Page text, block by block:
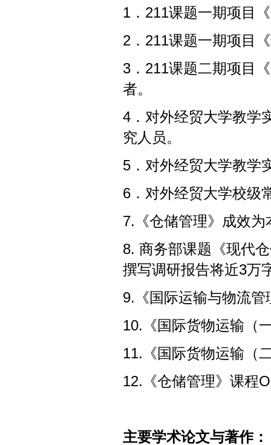
1．211课题一期项目
2．211课题一期项目
3．211课题二期项目
者。
4．对外经贸大学教学
究人员。
5．对外经贸大学教学
6．对外经贸大学校级
7.《仓储管理》成效
8. 商务部课题《现代
撰写调研报告将近3万
9.《国际运输与物流
10.《国际货物运输（
11.《国际货物运输（
12.《仓储管理》课程
主要学术论文与著作：